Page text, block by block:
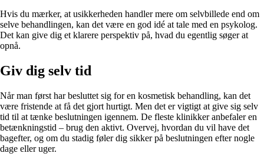
Hvis du mærker, at usikkerheden handler mere om selvbillede end om
selve behandlingen, kan det være en god idé at tale med en psykolog.
Det kan give dig et klarere perspektiv på, hvad du egentlig søger at
opnå.
Giv dig selv tid
Når man først har besluttet sig for en kosmetisk behandling, kan det
være fristende at få det gjort hurtigt. Men det er vigtigt at give sig selv
tid til at tænke beslutningen igennem. De fleste klinikker anbefaler en
betænkningstid – brug den aktivt. Overvej, hvordan du vil have det
bagefter, og om du stadig føler dig sikker på beslutningen efter nogle
dage eller uger.